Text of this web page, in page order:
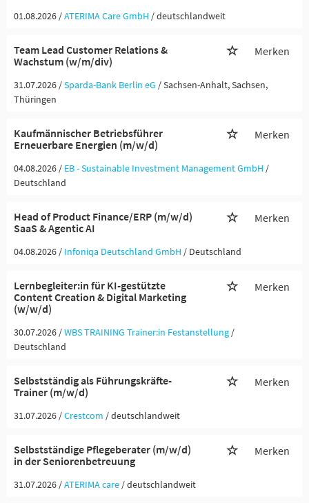
01.08.2026 /ATERIMA Care GmbH / deutschlandweit
Team Lead Customer Relations &
Wachstum (w/m/div)
Merken
31.07.2026 /Sparda-Bank Berlin eG / Sachsen-Anhalt, Sachsen,
Thüringen
Kaufmännischer Betriebsführer
Erneuerbare Energien (m/w/d)
Merken
04.08.2026 / EB - Sustainable Investment Management GmbH /
Deutschland
Head of Product Finance/ERP (m/w/d)
SaaS & Agentic AI
Merken
04.08.2026 / Infoniqa Deutschland GmbH / Deutschland
Lernbegleiter:in für KI-gestützte
Content Creation & Digital Marketing
(w/w/d)
Merken
30.07.2026 /WBS TRAINING Trainer:in Festanstellung /
Deutschland
Selbstständig als Führungskräfte-
Trainer (m/w/d)
Merken
31.07.2026 /Crestcom / deutschlandweit
Selbstständige Pflegeberater (m/w/d)
in der Seniorenbetreuung
Merken
31.07.2026 /ATERIMA care / deutschlandweit